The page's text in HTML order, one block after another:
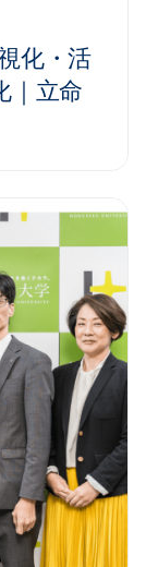
化・活
｜立命